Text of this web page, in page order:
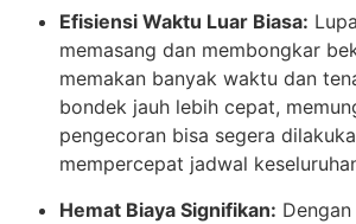
Efisiensi Waktu Luar Biasa:
memasang dan membongkar
memakan banyak waktu dan
bondek jauh lebih cepat,
pengecoran bisa segera
mempercepat jadwal
Hemat Biaya Signifikan: